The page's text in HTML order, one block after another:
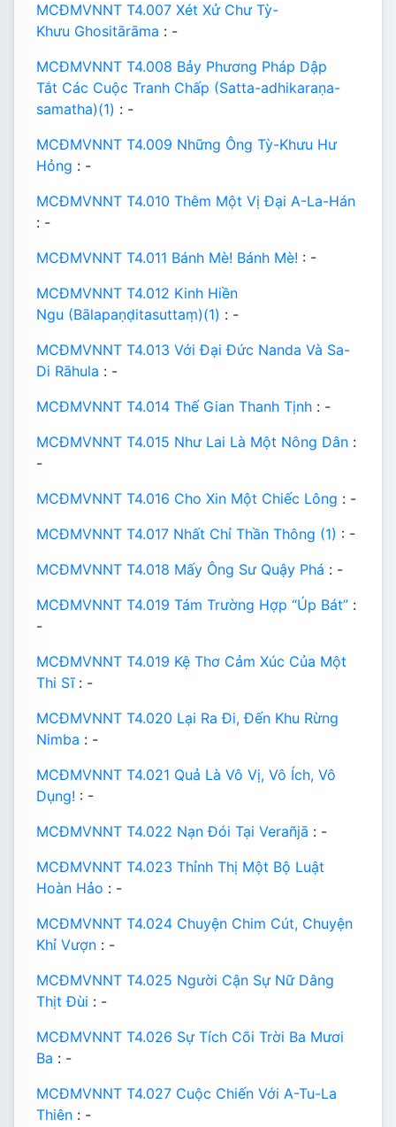
MCĐMVNNT T4.007 Xét Xử Chư Tỳ-
Khưu Ghositārāma : -
MCĐMVNNT T4.008 Bảy Phương Pháp Dập
Tắt Các Cuộc Tranh Chấp (Satta-adhikaraṇa-
samatha)(1) : -
MCĐMVNNT T4.009 Những Ông Tỳ-Khưu Hư
Hỏng : -
MCĐMVNNT T4.010 Thêm Một Vị Đại A-La-Hán
: -
MCĐMVNNT T4.011 Bánh Mè! Bánh Mè! : -
MCĐMVNNT T4.012 Kinh Hiền
Ngu (Bālapaṇḍitasuttaṃ)(1) : -
MCĐMVNNT T4.013 Với Đại Đức Nanda Và Sa-
Di Rāhula : -
MCĐMVNNT T4.014 Thế Gian Thanh Tịnh : -
MCĐMVNNT T4.015 Như Lai Là Một Nông Dân :
-
MCĐMVNNT T4.016 Cho Xin Một Chiếc Lông : -
MCĐMVNNT T4.017 Nhất Chỉ Thần Thông (1) : -
MCĐMVNNT T4.018 Mấy Ông Sư Quậy Phá : -
MCĐMVNNT T4.019 Tám Trường Hợp “Úp Bát” :
-
MCĐMVNNT T4.019 Kệ Thơ Cảm Xúc Của Một
Thi Sĩ : -
MCĐMVNNT T4.020 Lại Ra Đi, Đến Khu Rừng
Nimba : -
MCĐMVNNT T4.021 Quả Là Vô Vị, Vô Ích, Vô
Dụng! : -
MCĐMVNNT T4.022 Nạn Đói Tại Verañjā : -
MCĐMVNNT T4.023 Thỉnh Thị Một Bộ Luật
Hoàn Hảo : -
MCĐMVNNT T4.024 Chuyện Chim Cút, Chuyện
Khỉ Vượn : -
MCĐMVNNT T4.025 Người Cận Sự Nữ Dâng
Thịt Đùi : -
MCĐMVNNT T4.026 Sự Tích Cõi Trời Ba Mươi
Ba : -
MCĐMVNNT T4.027 Cuộc Chiến Với A-Tu-La
Thiên : -